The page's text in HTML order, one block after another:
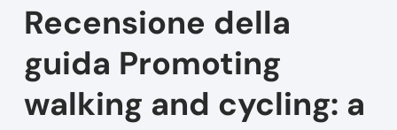
Recensione della
guida Promoting
walking and cycling: a